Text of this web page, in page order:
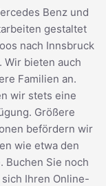
Benz und
gestaltet
nach Innsbruck
Wir bieten auch
Familien an.
wir stets eine
Größere
befördern wir
wie etwa den
Buchen Sie noch
Ihren Online-